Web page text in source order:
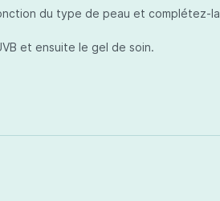
du type de peau et complétez-
et ensuite le gel de soin.